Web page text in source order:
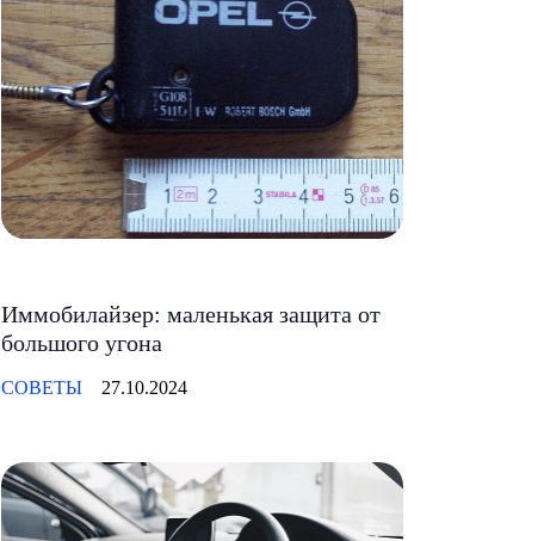
Иммобилайзер: маленькая защита от
большого угона
СОВЕТЫ 27.10.2024